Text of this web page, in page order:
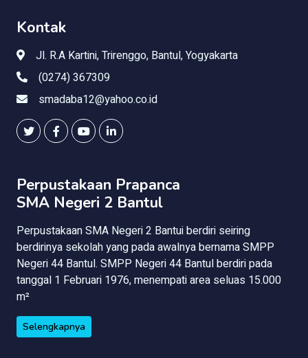
Kontak
Jl. R.A Kartini, Trirenggo, Bantul, Yogyakarta
(0274) 367309
smadaba12@yahoo.co.id
Perpustakaan Prapanca
SMA Negeri 2 Bantul
Perpustakaan SMA Negeri 2 Bantui berdiri seiring
berdirinya sekolah yang pada awalnya bernama SMPP
Negeri 44 Bantul. SMPP Negeri 44 Bantul berdiri pada
tanggal 1 Februari 1976, menempati area seluas 15.000
m²
Selengkapnya